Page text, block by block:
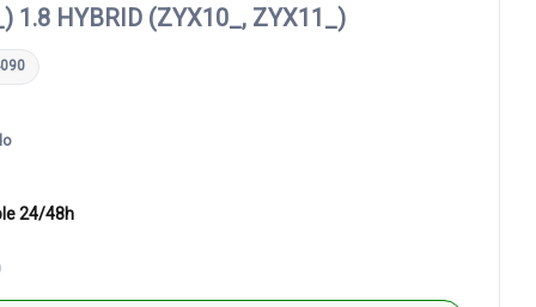
1.8 HYBRID (ZYX10_, ZYX11_)
24/48h